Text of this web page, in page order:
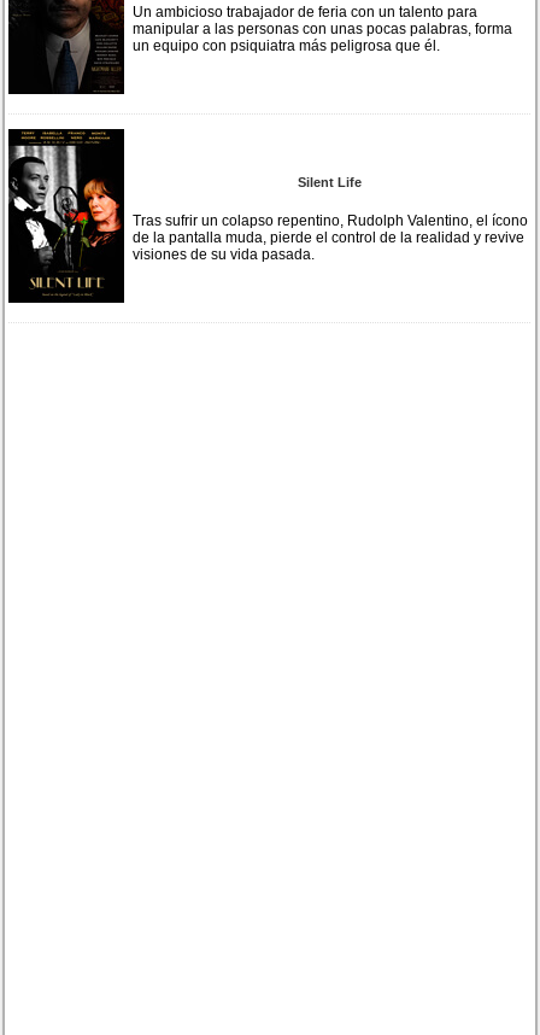
Un ambicioso trabajador de feria con un talento para
manipular a las personas con unas pocas palabras, forma
un equipo con psiquiatra más peligrosa que él.
Silent Life
Tras sufrir un colapso repentino, Rudolph Valentino, el ícono
de la pantalla muda, pierde el control de la realidad y revive
visiones de su vida pasada.